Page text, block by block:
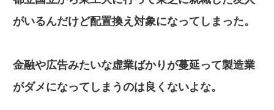
がいるんだけど配置換え対象になってしまった。
金融や広告みたいな虚業ばかりが蔓延って製造業
がダメになってしまうのは良くないよな。